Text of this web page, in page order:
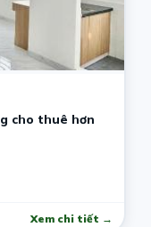
cho thuê hơn
Xem chi tiết →